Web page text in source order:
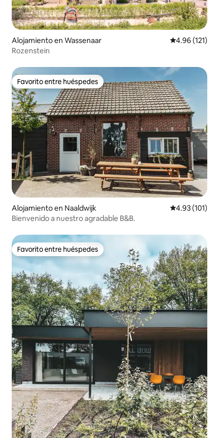
Alojamiento en Wassenaar Calificación
4.96 (121)
Rozenstein
Favorito entre huéspedes
Favorito entre huéspedes
Alojamiento en Naaldwijk Calificación
4.93 (101)
Bienvenido a nuestro agradable B&B.
Favorito entre huéspedes
Favorito entre huéspedes